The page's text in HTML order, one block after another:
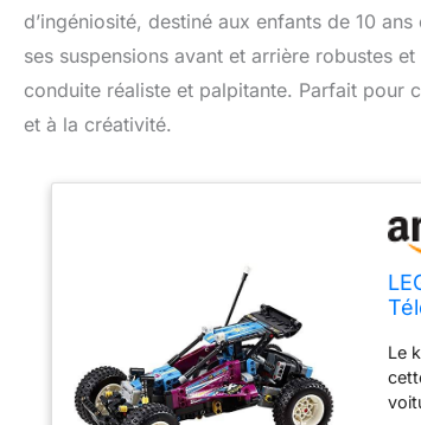
d’ingéniosité, destiné aux enfants de 10
ses suspensions avant et arrière robustes
conduite réaliste et palpitante. Parfait pour
et à la créativité.
Le